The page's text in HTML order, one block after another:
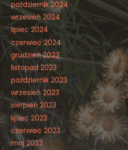
październik 2024
wrzesień 2024
lipiec 2024
czerwiec 2024
grudzień 2023
listopad 2023
październik 2023
wrzesień 2023
sierpień 2023
lipiec 2023
czerwiec 2023
maj 2023